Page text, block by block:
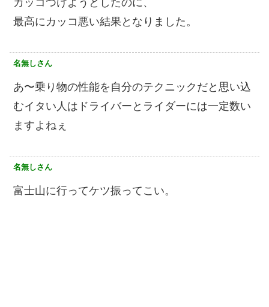
最高にカッコ悪い結果となりました。
名無しさん
あ〜乗り物の性能を自分のテクニックだと思い込
むイタい人はドライバーとライダーには一定数い
ますよねぇ
名無しさん
富士山に行ってケツ振ってこい。